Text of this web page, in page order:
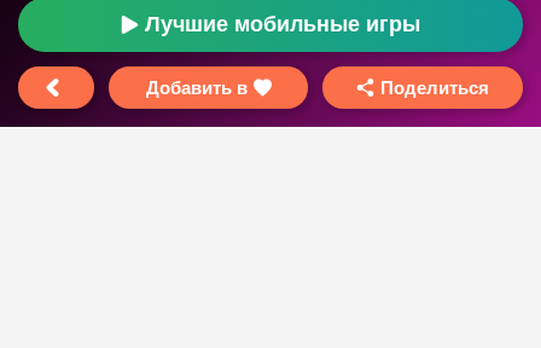
Лучшие мобильные игры
Добавить в Поделиться